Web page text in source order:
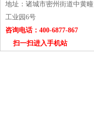
地址：诸城市密州街道中黄疃
工业园6号
咨询电话：400-6877-867
扫一扫进入手机站